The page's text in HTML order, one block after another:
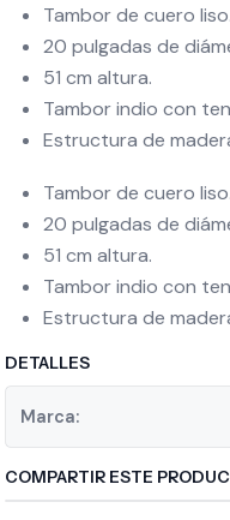
Tambor de cuero
20 pulgadas de
51 cm altura.
Tambor indio con
Estructura de
Tambor de cuero
20 pulgadas de
51 cm altura.
Tambor indio con
Estructura de
DETALLES
Marca:
COMPARTIR ESTE